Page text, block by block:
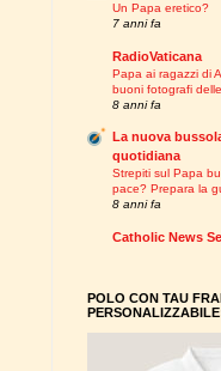
Un Papa eretico?
7 anni fa
RadioVaticana
Papa ai ragazzi di
buoni fotografi
8 anni fa
La nuova
quotidiana
Strepiti sul Papa
pace? Prepara la
8 anni fa
Catholic News
POLO CON TAU